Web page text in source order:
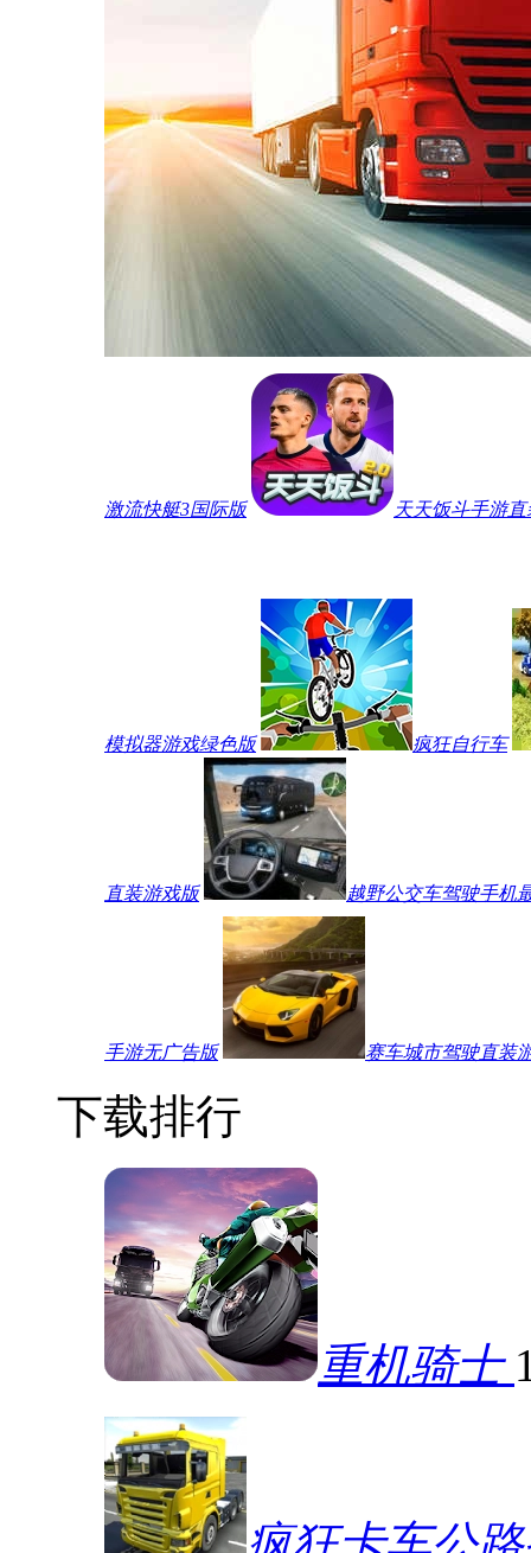
激流快艇3国际版 天天饭斗手游直
模拟器游戏绿色版 疯狂自行车
直装游戏版 越野公交车驾驶手机
手游无广告版 赛车城市驾驶直装
下载排行
重机骑士